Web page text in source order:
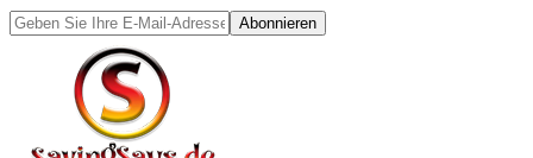
Abonnieren